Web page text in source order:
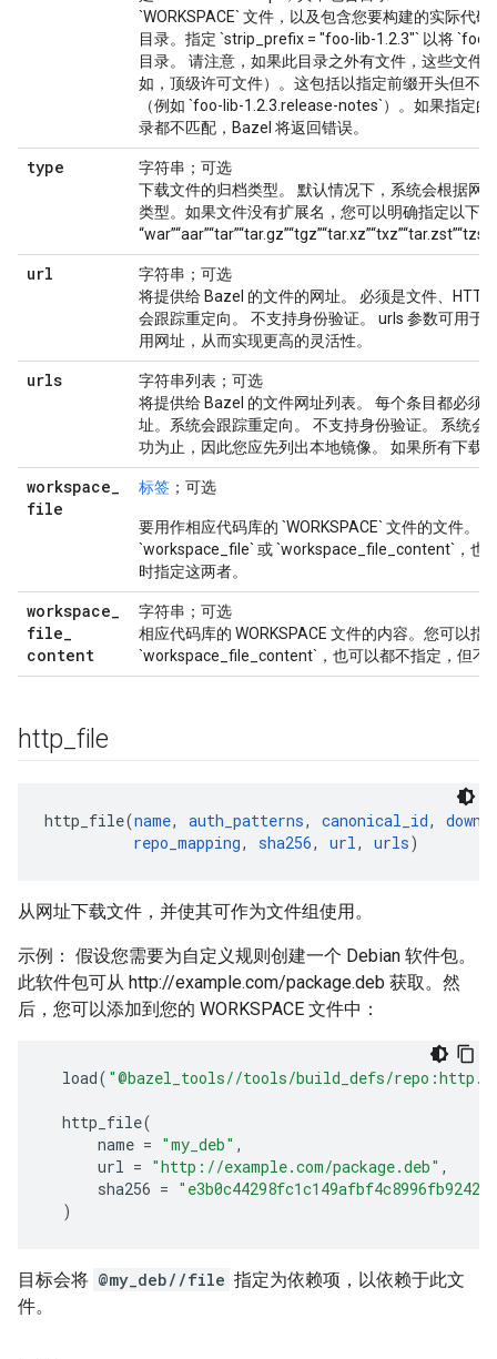
`WORKSPACE` 文件，以及包含您要构建的实际代
目录。指定 `strip_prefix = "foo-lib-1.2.3"` 以将 `foo-
目录。 请注意，如果此目录之外有文件，这些文件
如，顶级许可文件）。这包括以指定前缀开头但不
（例如 `foo-lib-1.2.3.release-notes`）。如果指定
录都不匹配，Bazel 将返回错误。
type
字符串；可选
下载文件的归档类型。 默认情况下，系统会根据网
类型。如果文件没有扩展名，您可以明确指定以下扩
url
字符串；可选
将提供给 Bazel 的文件的网址。 必须是文件、HTTP
会跟踪重定向。 不支持身份验证。 urls 参数可用于
用网址，从而实现更高的灵活性。
urls
字符串列表；可选
将提供给 Bazel 的文件网址列表。 每个条目都必须
址。系统会跟踪重定向。 不支持身份验证。 系统会
功为止，因此您应先列出本地镜像。 如果所有下载
workspace_
file
标签 ；可选
要用作相应代码库的 `WORKSPACE` 文件的文件。
`workspace_file` 或 `workspace_file_content`，也
时指定这两者。
workspace_
file_
content
字符串；可选
相应代码库的 WORKSPACE 文件的内容。您可以指
`workspace_file_content`，也可以都不指定，但不
http file
http_file(name, auth_patterns, canonical_id,
repo_mapping, sha256, url, urls
从网址下载文件，并使其可作为文件组使用。
示例： 假设您需要为自定义规则创建一个 Debian 软件包。
此软件包可从 http://example.com/package.deb 获取。然
后，您可以添加到您的 WORKSPACE 文件中：
load( "@bazel_tools//tools/build_defs/
http_file(
name = "my_deb" ,
url = "http://example.com/package.deb" ,
sha256 =
)
目标会将 @my_deb//file 指定为依赖项，以依赖于此文
件。